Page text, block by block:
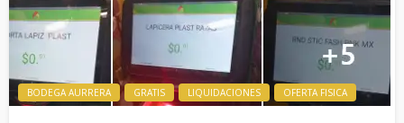
BODEGA AURRERA GRATIS LIQUIDACIONES OFERTA FISICA